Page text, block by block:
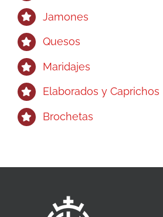
Jamones
Quesos
Maridajes
Elaborados y Caprichos
Brochetas